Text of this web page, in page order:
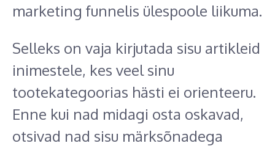
marketing funnelis ülespoole liikuma.
Selleks on vaja kirjutada sisu artikleid
inimestele, kes veel sinu
tootekategoorias hästi ei orienteeru.
Enne kui nad midagi osta oskavad,
otsivad nad sisu märksõnadega